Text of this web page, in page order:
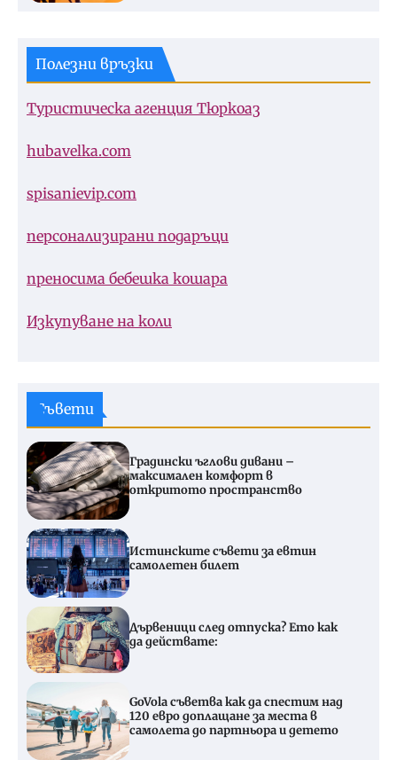
Полезни връзки
Туристическа агенция Тюркоаз
hubavelka.com
spisanievip.com
персонализирани подаръци
преносима бебешка кошара
Изкупуване на коли
Съвети
Градински ъглови дивани –
максимален комфорт в
откритото пространство
Истинските съвети за евтин
самолетен билет
Дървеници след отпуска? Ето как
да действате:
GoVola съветва как да спестим над
120 евро доплащане за места в
самолета до партньора и детето